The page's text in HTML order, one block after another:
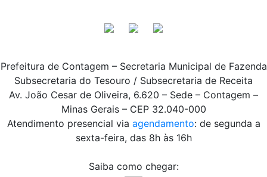
Prefeitura de Contagem – Secretaria Municipal de Fazenda
Subsecretaria do Tesouro / Subsecretaria de Receita
Av. João Cesar de Oliveira, 6.620 – Sede – Contagem –
Minas Gerais – CEP 32.040-000
Atendimento presencial via agendamento: de segunda a
sexta-feira, das 8h às 16h
Saiba como chegar: